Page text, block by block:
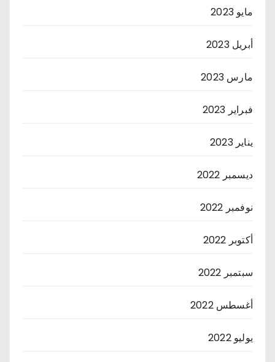
مايو 2023
أبريل 2023
مارس 2023
فبراير 2023
يناير 2023
ديسمبر 2022
نوفمبر 2022
أكتوبر 2022
سبتمبر 2022
أغسطس 2022
يوليو 2022